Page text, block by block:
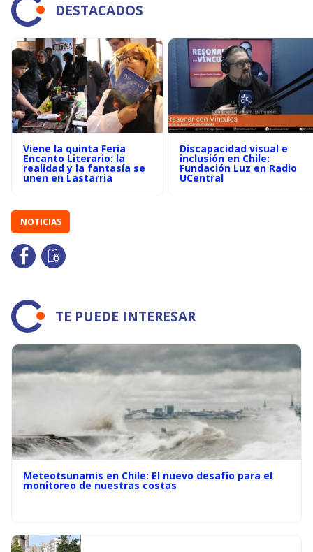
DESTACADOS
Viene la quinta Feria
Encanto Literario: la
realidad y la fantasía se
unen en Lastarria
Discapacidad visual e
inclusión en Chile:
Fundación Luz en Radio
UCentral
NOTICIAS
TE PUEDE INTERESAR
Meteotsunamis en Chile: El nuevo desafío para el
monitoreo de nuestras costas